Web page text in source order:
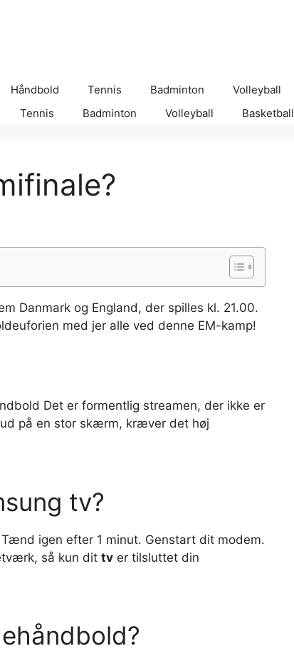
Håndbold Tennis Badminton Volleyball
Tennis Badminton Volleyball Basketball
Danmark og England, der spilles kl. 21.00.
med jer alle ved denne EM-kamp!
Det er formentlig streamen, der ikke er
på en stor skærm, kræver det høj
tv?
igen efter 1 minut. Genstart dit modem.
så kun dit tv er tilsluttet din